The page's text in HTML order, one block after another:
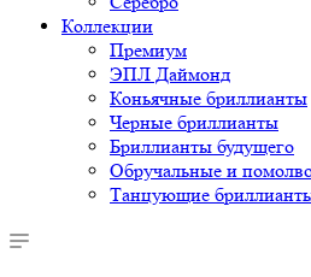
Коллекции
Премиум
ЭПЛ Даймонд
Коньячные бриллианты
Черные бриллианты
Бриллианты будущего
Обручальные и
Танцующие